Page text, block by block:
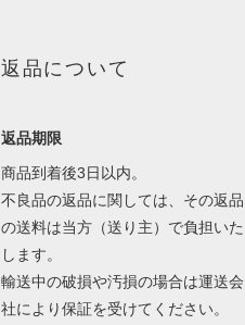
返品について
返品期限
商品到着後3日以内。
不良品の返品に関しては、その返品
の送料は当方（送り主）で負担いた
します。
輸送中の破損や汚損の場合は運送会
社により保証を受けてください。